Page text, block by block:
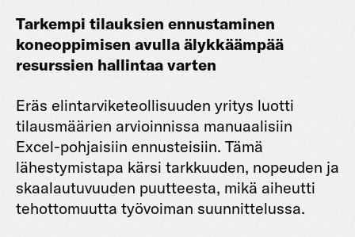
Tarkempi tilauksien ennustaminen
koneoppimisen avulla älykkäämpää
resurssien hallintaa varten
Eräs elintarviketeollisuuden yritys luotti
tilausmäärien arvioinnissa manuaalisiin
Excel-pohjaisiin ennusteisiin. Tämä
lähestymistapa kärsi tarkkuuden, nopeuden ja
skaalautuvuuden puutteesta, mikä aiheutti
tehottomuutta työvoiman suunnittelussa.